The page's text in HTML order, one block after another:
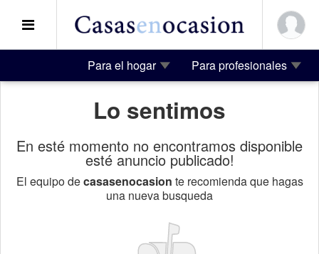
Para el hogar Para profesionales
Lo sentimos
En esté momento no encontramos disponible
esté anuncio publicado!
El equipo decasasenocasion te recomienda que hagas
una nueva busqueda